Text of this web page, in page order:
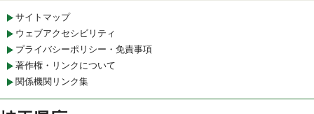
サイトマップ
ウェブアクセシビリティ
プライバシーポリシー・免責事項
著作権・リンクについて
関係機関リンク集